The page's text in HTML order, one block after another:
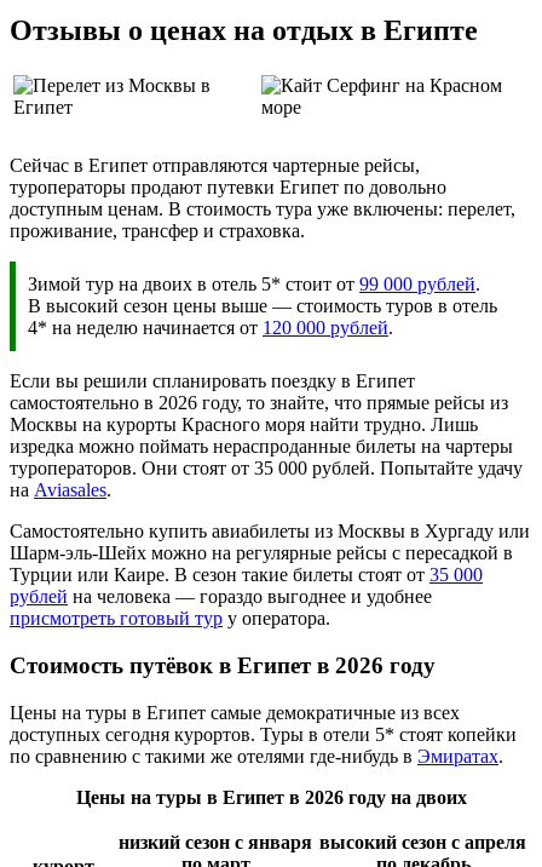
Отзывы о ценах на отдых в Египте
Сейчас в Египет отправляются чартерные рейсы,
туроператоры продают путевки Египет по довольно
доступным ценам. В стоимость тура уже включены: перелет,
проживание, трансфер и страховка.
Зимой тур на двоих в отель 5* стоит от 99 000 рублей.
В высокий сезон цены выше — стоимость туров в отель
4* на неделю начинается от 120 000 рублей.
Если вы решили спланировать поездку в Египет
самостоятельно в 2026 году, то знайте, что прямые рейсы из
Москвы на курорты Красного моря найти трудно. Лишь
изредка можно поймать нераспроданные билеты на чартеры
туроператоров. Они стоят от 35 000 рублей. Попытайте удачу
на Aviasales.
Самостоятельно купить авиабилеты из Москвы в Хургаду или
Шарм-эль-Шейх можно на регулярные рейсы с пересадкой в
Турции или Каире. В сезон такие билеты стоят от 35 000
рублей на человека — гораздо выгоднее и удобнее
присмотреть готовый тур у оператора.
Стоимость путёвок в Египет в 2026 году
Цены на туры в Египет самые демократичные из всех
доступных сегодня курортов. Туры в отели 5* стоят копейки
по сравнению с такими же отелями где-нибудь в Эмиратах.
Цены на туры в Египет в 2026 году на двоих
низкий сезон с января высокий сезон с апреля